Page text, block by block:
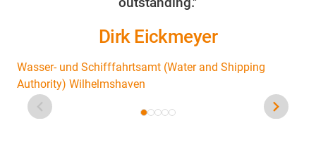
Dirk Eickmeyer
Wasser- und Schifffahrtsamt (Water and Shipping
Authority) Wilhelmshaven